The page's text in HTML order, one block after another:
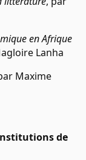
en Afrique
Lanha
Maxime
de